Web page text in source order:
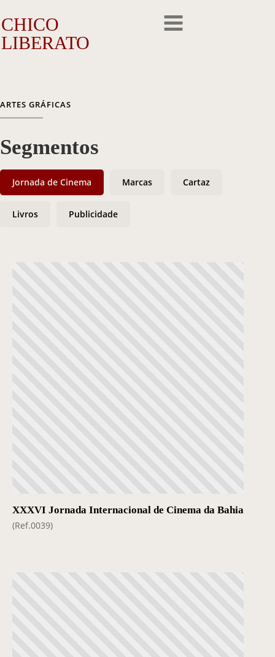
CHICO
LIBERATO
A Obra
Outros Feitos
ARTES GRÁFICAS
Segmentos
Jornada de Cinema Marcas Cartaz
Livros Publicidade
XXXVI Jornada Internacional de Cinema da Bahia
(Ref.0039)